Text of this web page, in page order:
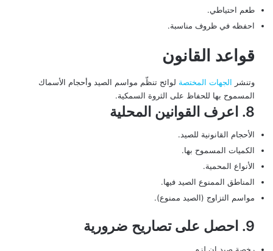
طعم احتياطي.
احفظه في ظروف مناسبة.
قواعد القانون
وتنشر الجهات المختصة لوائح تنظّم مواسم الصيد وأحجام الأسماك
المسموح بها للحفاظ على الثروة السمكية.
8. اعرف القوانين المحلية
الأحجام القانونية للصيد.
الكميات المسموح بها.
الأنواع المحمية.
المناطق الممنوع الصيد فيها.
مواسم التزاوج (الصيد ممنوع).
9. احصل على تصاريح ضرورية